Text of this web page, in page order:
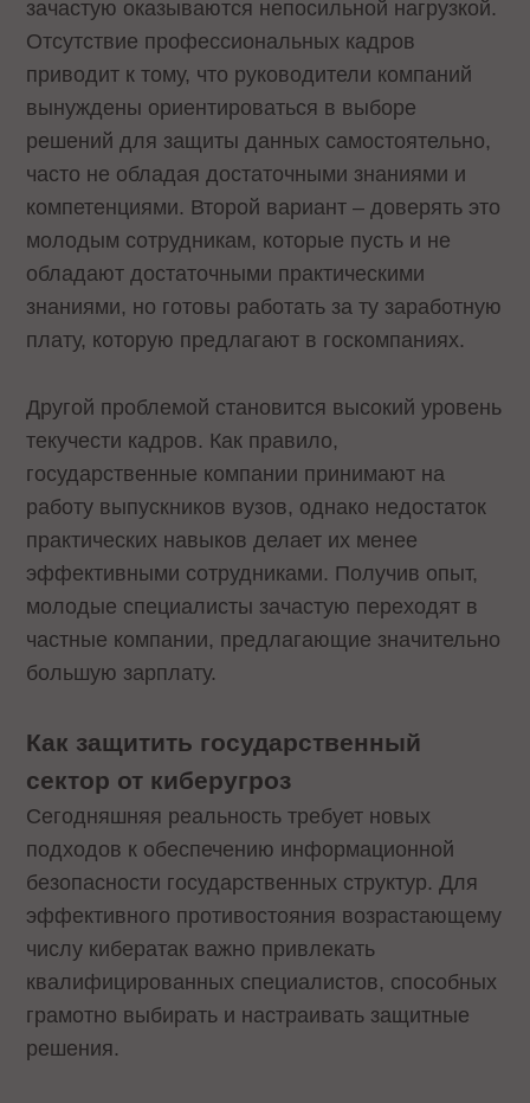
зачастую оказываются непосильной нагрузкой.
Отсутствие профессиональных кадров
приводит к тому, что руководители компаний
вынуждены ориентироваться в выборе
решений для защиты данных самостоятельно,
часто не обладая достаточными знаниями и
компетенциями. Второй вариант – доверять это
молодым сотрудникам, которые пусть и не
обладают достаточными практическими
знаниями, но готовы работать за ту заработную
плату, которую предлагают в госкомпаниях.
Другой проблемой становится высокий уровень
текучести кадров. Как правило,
государственные компании принимают на
работу выпускников вузов, однако недостаток
практических навыков делает их менее
эффективными сотрудниками. Получив опыт,
молодые специалисты зачастую переходят в
частные компании, предлагающие значительно
большую зарплату.
Как защитить государственный
сектор от киберугроз
Сегодняшняя реальность требует новых
подходов к обеспечению информационной
безопасности государственных структур. Для
эффективного противостояния возрастающему
числу кибератак важно привлекать
квалифицированных специалистов, способных
грамотно выбирать и настраивать защитные
решения.